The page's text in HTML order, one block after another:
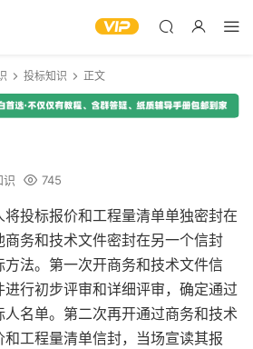
投标知识 正文
识 745
投标报价和工程量清单单独密封在
务和技术文件密封在另一个信封
法。第一次开商务和技术文件信
行初步评审和详细评审，确定通过
名单。第二次再开通过商务和技术
工程量清单信封，当场宣读其报